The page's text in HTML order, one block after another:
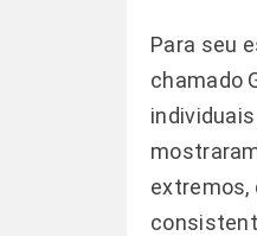
Para seu
chamado
extremos,